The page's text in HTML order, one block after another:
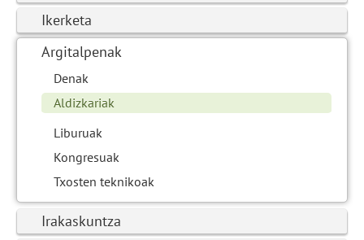
Ikerketa
Argitalpenak
Denak
Aldizkariak
Liburuak
Kongresuak
Txosten teknikoak
Irakaskuntza